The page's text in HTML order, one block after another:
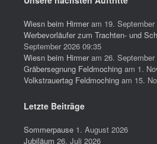
Wiesn beim Hirmeram 19. September
Werbevorläufer zum Trachten- und
September 2026 09:35
Wiesn beim Hirmeram 26. September
Gräbersegnung Feldmoching am 1.
Volkstrauertag Feldmoching am 15.
Letzte Beiträge
Sommerpause 1. August 2026
Jubiläum 26. Juli 2026